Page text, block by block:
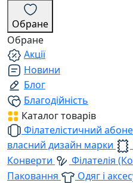
Обране
Обране
Акції
Новини
Блог
Благодійність
Каталог товарів
Філателістичний
власний дизайн марки
Конверти
Філателія
Паковання
Одяг і